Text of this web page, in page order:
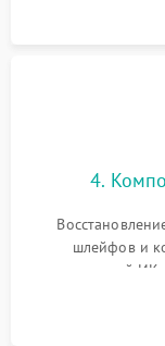
4.
шлейфов и
неисправной
очистка плат и